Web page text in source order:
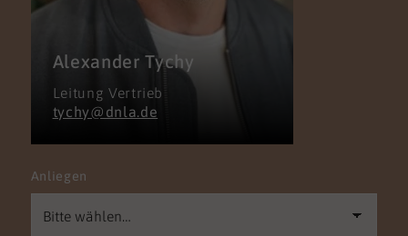
Alexander Tychy
Leitung Vertrieb
tychy@dnla.de
Anliegen